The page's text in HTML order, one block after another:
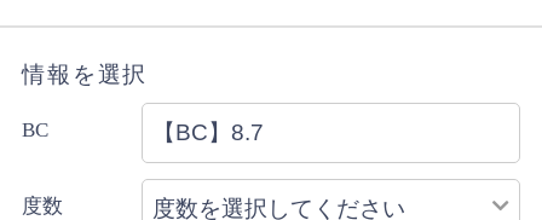
情報を選択
BC
度数